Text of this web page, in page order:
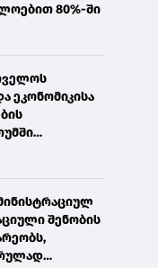
80%-ში
ეკონომიკისა
შენობის